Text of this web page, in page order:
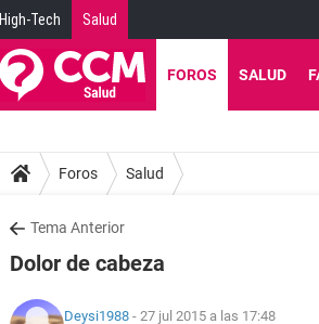
High-Tech Salud
FOROS SALUD
Foros Salud
Tema Anterior
Dolor de cabeza
Deysi1988 - 27 jul 2015 a las 17:48